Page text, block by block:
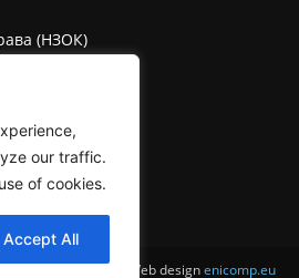
our traffic.
of cookies.
Accept All
(НЗОК)
НЕЛК)
права запазени . Web designenicomp.eu